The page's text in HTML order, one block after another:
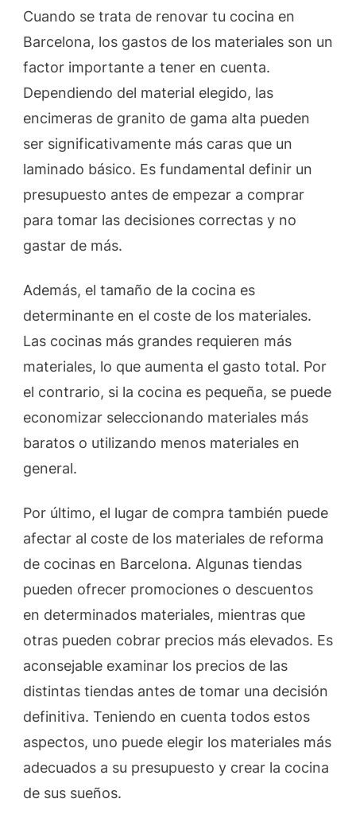
Cuando se trata de renovar tu cocina en
Barcelona, los gastos de los materiales son un
factor importante a tener en cuenta.
Dependiendo del material elegido, las
encimeras de granito de gama alta pueden
ser significativamente más caras que un
laminado básico. Es fundamental definir un
presupuesto antes de empezar a comprar
para tomar las decisiones correctas y no
gastar de más.
Además, el tamaño de la cocina es
determinante en el coste de los materiales.
Las cocinas más grandes requieren más
materiales, lo que aumenta el gasto total. Por
el contrario, si la cocina es pequeña, se puede
economizar seleccionando materiales más
baratos o utilizando menos materiales en
general.
Por último, el lugar de compra también puede
afectar al coste de los materiales de reforma
de cocinas en Barcelona. Algunas tiendas
pueden ofrecer promociones o descuentos
en determinados materiales, mientras que
otras pueden cobrar precios más elevados. Es
aconsejable examinar los precios de las
distintas tiendas antes de tomar una decisión
definitiva. Teniendo en cuenta todos estos
aspectos, uno puede elegir los materiales más
adecuados a su presupuesto y crear la cocina
de sus sueños.